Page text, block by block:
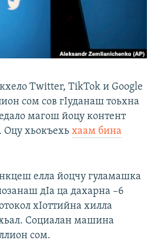
Twitter, TikTok и Google
сом сов гIуданаш тоьхна
магош йоцу контент
Оцу хьокъехь хаам бина
елла йоцчу гуламашка
дIа ца дахарна –6
хIоттийна хилла
Социалан машина
сом.